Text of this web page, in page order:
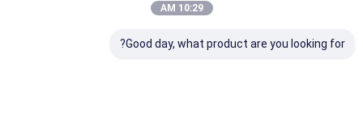
10:29 AM
Good day, what product are you looking for?